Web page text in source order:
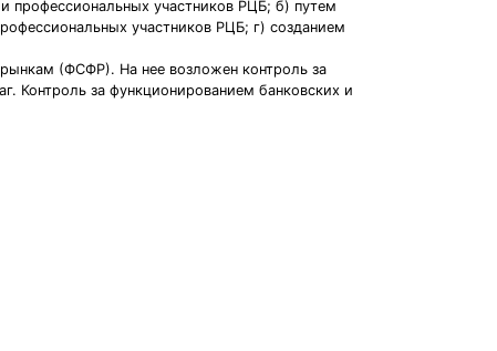
и профессиональных участников РЦБ; б) путем
участников РЦБ; г) созданием
(ФСФР). На нее возложен контроль за
Контроль за функционированием банковских и